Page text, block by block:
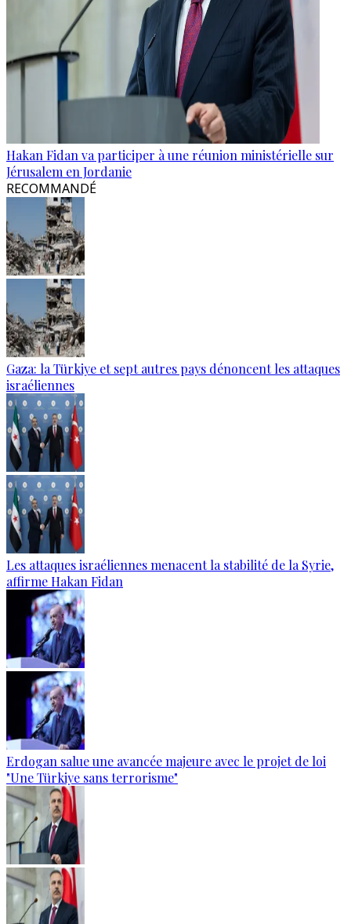
Hakan Fidan va participer à une réunion ministérielle sur
Jérusalem en Jordanie
RECOMMANDÉ
Gaza: la Türkiye et sept autres pays dénoncent les attaques
israéliennes
Les attaques israéliennes menacent la stabilité de la Syrie,
affirme Hakan Fidan
Erdogan salue une avancée majeure avec le projet de loi
"Une Türkiye sans terrorisme"